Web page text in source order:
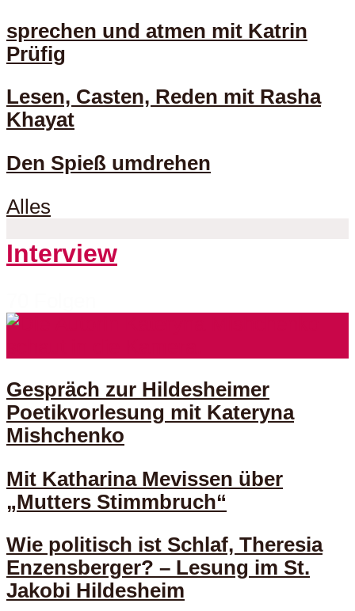
sprechen und atmen mit Katrin
Prüfig
Lesen, Casten, Reden mit Rasha
Khayat
Den Spieß umdrehen
Alles
Interview
Gespräch zur Hildesheimer
Poetikvorlesung mit Kateryna
Mishchenko
Mit Katharina Mevissen über
„Mutters Stimmbruch“
Wie politisch ist Schlaf, Theresia
Enzensberger? – Lesung im St.
Jakobi Hildesheim